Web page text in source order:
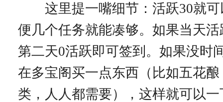
这里提一嘴细节：活跃30就可
便几个任务就能凑够。如果当天
第二天0活跃即可签到。如果没时
在多宝阁买一点东西（比如五花
类，人人都需要），这样就可以